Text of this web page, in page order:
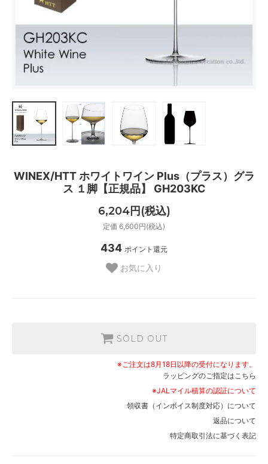
WINEX/HTT ホワイトワイン Plus（プラス）グラ
ス １脚【正規品】 GH203KC
6,204円(税込)
定価 6,600円(税込)
434 ポイント還元
お気に入り
SOLD OUT
※ご注文は8月18日以降の受付になります。
ラッピングのご指定はこちら
※JALマイル積算の認証について
領収書（インボイス制度対応）について
返品について
特定商取引法に基づく表記